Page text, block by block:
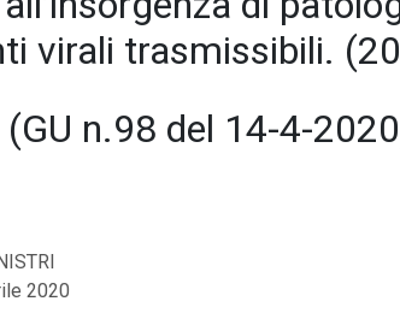
virali trasmissibili.
(GU n.98 del 14-4-
2020